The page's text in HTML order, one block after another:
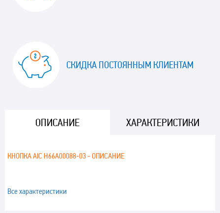
СКИДКА ПОСТОЯННЫМ КЛИЕНТАМ
ОПИСАНИЕ ХАРАКТЕРИСТИКИ
КНОПКА AIC H66A00088-03 - ОПИСАНИЕ
Все характеристики